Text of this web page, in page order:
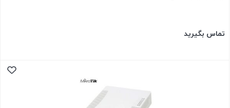
تماس بگیرید